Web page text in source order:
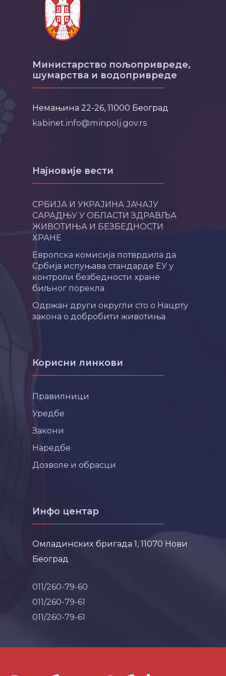
Министарство пољопривреде,
шумарства и водопривреде
Немањина 22-26, 11000 Београд
kabinet.info@minpolj.gov.rs
Најновије вести
СРБИЈА И УКРАЈИНА ЈАЧАЈУ
САРАДЊУ У ОБЛАСТИ ЗДРАВЉА
ЖИВОТИЊА И БЕЗБЕДНОСТИ
ХРАНЕ
Европска комисија потврдила да
Србија испуњава стандарде ЕУ у
контроли безбедности хране
биљног порекла
Одржан други округли сто о Нацрту
закона о добробити животиња
Корисни линкови
Правилници
Уредбе
Закони
Наредбе
Дозволе и обрасци
Инфо центар
Омладинских бригада 1, 11070 Нови
Београд
011/260-79-60
011/260-79-61
011/260-79-61